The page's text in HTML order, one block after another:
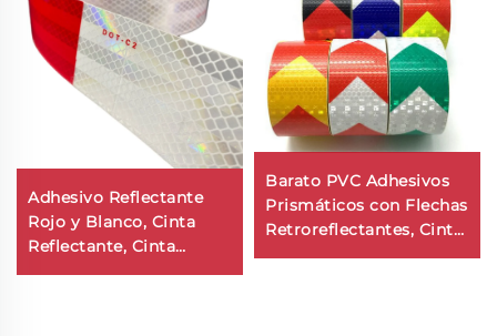
Adhesivo Reflectante
Rojo y Blanco, Cinta
Reflectante, Cinta
Reflectante Dot C2 para
Barato PVC Adhesivos
Prismáticos con Flechas
Retroreflectantes, Cinta
Reflectante para